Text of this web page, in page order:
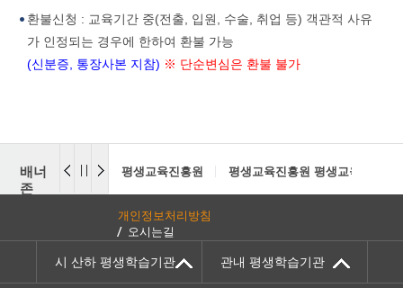
환불신청 : 교육기간 중(전출, 입원, 수술, 취업 등) 객관적 사유
가 인정되는 경우에 한하여 환불 가능
(신분증, 통장사본 지참) ※ 단순변심은 환불 불가
배너
존
평생교육진흥원 평생교육진흥원 평생교육센터 영주시
개인정보처리방침
오시는길
시 산하 평생학습기관 관내 평생학습기관